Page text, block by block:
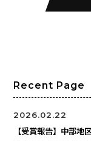
Recent Page
2026.02.22
【受賞報告】中部